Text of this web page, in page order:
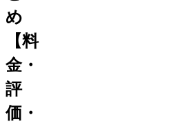
め
【料
金・
評
価・